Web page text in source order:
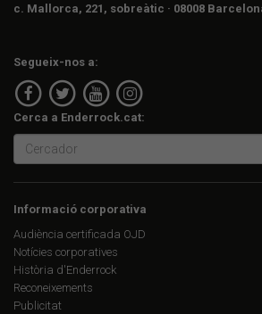
c. Mallorca, 221, sobreàtic · 08008
Segueix-nos a:
Cerca a Enderrock.cat:
Informació corporativa
Audiència certificada OJD
Notícies corporatives
Història d'Enderrock
Reconeixements
Publicitat